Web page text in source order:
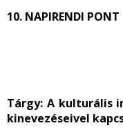
10. NAPIRENDI PONT
Tárgy: A kulturális
kinevezéseivel